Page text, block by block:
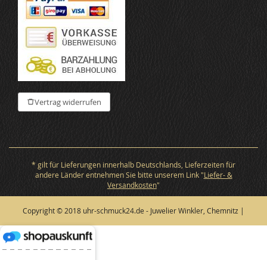
Vertrag widerrufen
* gilt für Lieferungen innerhalb Deutschlands, Lieferzeiten für
andere Länder entnehmen Sie bitte unserem Link "Liefer- &
Versandkosten"
Copyright © 2018 uhr-schmuck24.de - Juwelier Winkler, Chemnitz |